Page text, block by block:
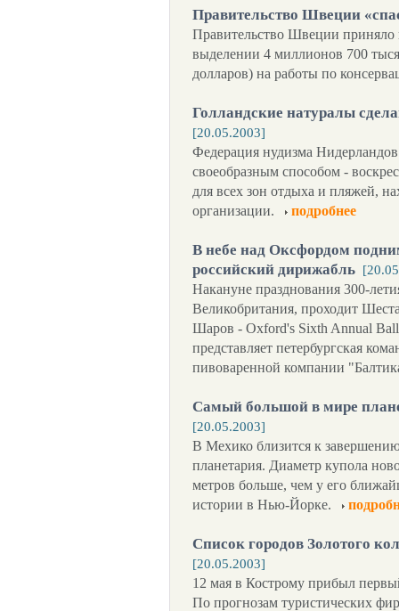
Правительство Швеции
Правительство Швеции приняло
выделении 4 миллионов 700
долларов) на работы по
Голландские натуралы
[20.05.2003]
Федерация нудизма
своеобразным способом -
для всех зон отдыха и пляжей,
организации.
подробнее
В небе над Оксфордом
российский дирижабль
Накануне празднования 300-
Великобритания, проходит
Шаров - Oxford's Sixth Annual
представляет петербургская
пивоваренной компании
Самый большой в мире
[20.05.2003]
В Мехико близится к
планетария. Диаметр купола
метров больше, чем у его
истории в Нью-Йорке.
Список городов Золотого
[20.05.2003]
12 мая в Кострому прибыл
По прогнозам туристических